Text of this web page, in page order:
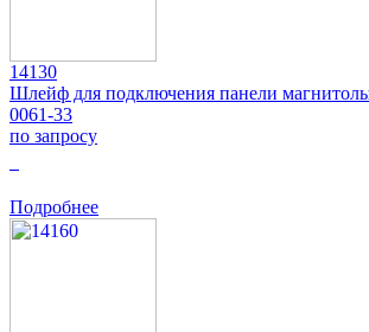
14130
Шлейф для подключения панели
0061-33
по запросу
Подробнее